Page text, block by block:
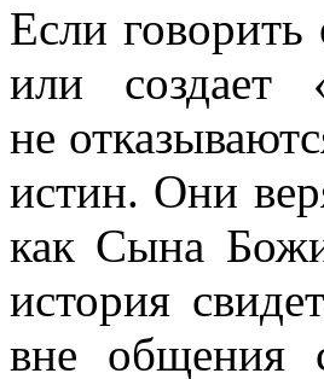
Если говорить
или создает
не
истин. Они
как Сына
история
вне общения